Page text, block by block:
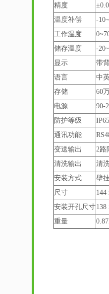
精度
温度补偿
-
工作温度
储存温度
-
显示
带
语言
中
存储
60
电源
90-
防护等级
IP65
通讯功能
变送输出
2路
清洗输出
清
安装方式
壁
尺寸
144
安装开孔尺寸138
重量